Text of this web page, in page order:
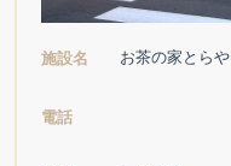
施設名 お茶の家とらや
電話